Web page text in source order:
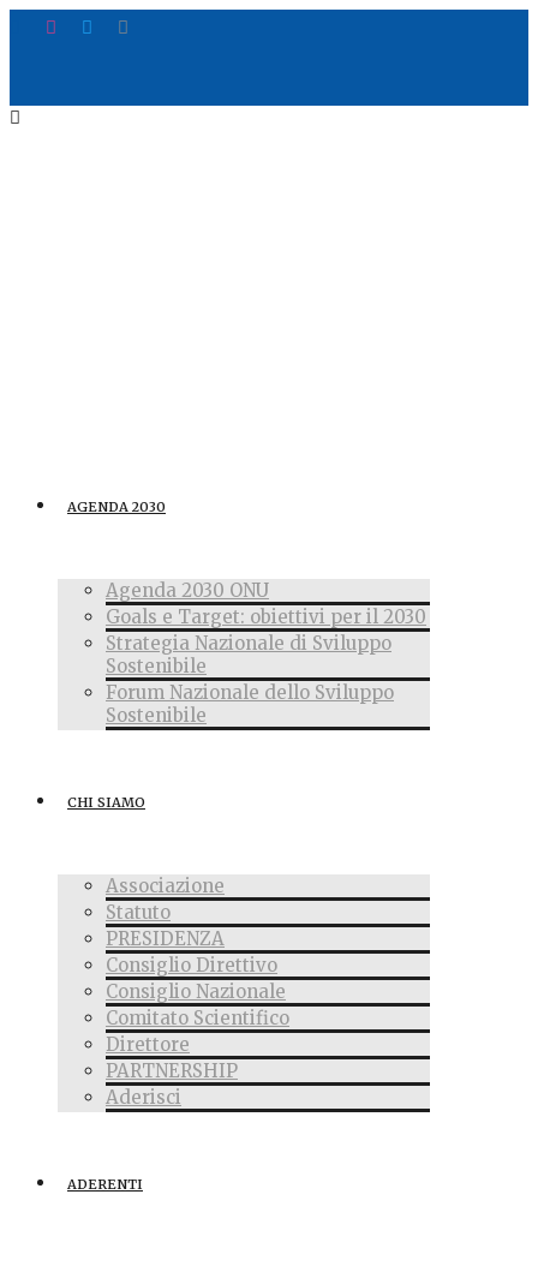
AGENDA 2030
Agenda 2030 ONU
Goals e Target: obiettivi per il 2030
Strategia Nazionale di Sviluppo
Sostenibile
Forum Nazionale dello Sviluppo
Sostenibile
CHI SIAMO
Associazione
Statuto
PRESIDENZA
Consiglio Direttivo
Consiglio Nazionale
Comitato Scientifico
Direttore
PARTNERSHIP
Aderisci
ADERENTI